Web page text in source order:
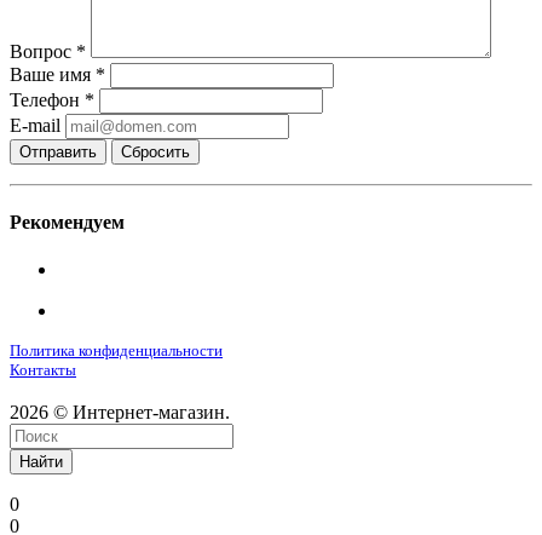
Вопрос *
Ваше имя *
Телефон *
E-mail
Сбросить
Рекомендуем
Политика конфиденциальности
Контакты
2026 © Интернет-магазин.
Найти
0
0